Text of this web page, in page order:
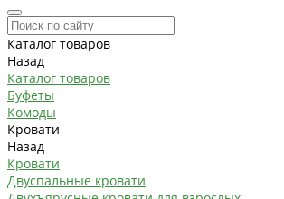
Каталог товаров
Назад
Каталог товаров
Буфеты
Комоды
Кровати
Назад
Кровати
Двуспальные кровати